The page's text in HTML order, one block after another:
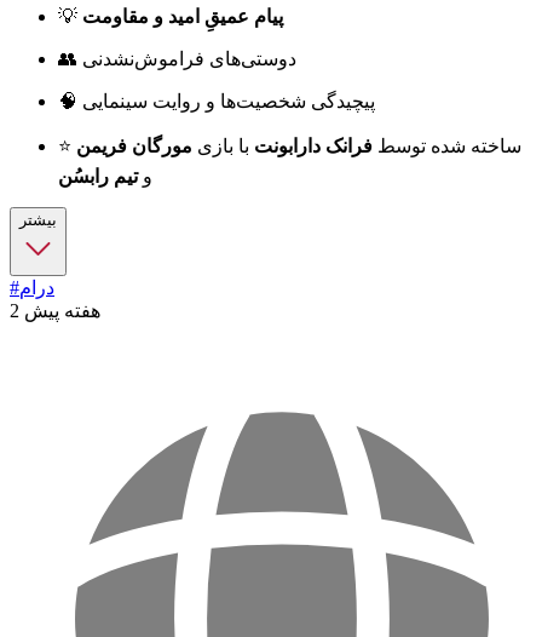
💡 پیام عمیقِ امید و مقاومت
👥 دوستی‌های فراموش‌نشدنی
🧠 پیچیدگی شخصیت‌ها و روایت سینمایی
⭐ ساخته شده توسط فرانک دارابونت با بازی مورگان فریمن
وتیم رابسُن
بیشتر
#درام
2 هفته پیش